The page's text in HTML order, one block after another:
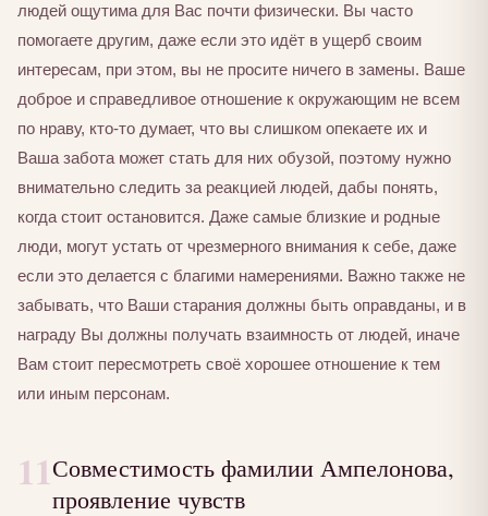
людей ощутима для Вас почти физически. Вы часто
помогаете другим, даже если это идёт в ущерб своим
интересам, при этом, вы не просите ничего в замены. Ваше
доброе и справедливое отношение к окружающим не всем
по нраву, кто-то думает, что вы слишком опекаете их и
Ваша забота может стать для них обузой, поэтому нужно
внимательно следить за реакцией людей, дабы понять,
когда стоит остановится. Даже самые близкие и родные
люди, могут устать от чрезмерного внимания к себе, даже
если это делается с благими намерениями. Важно также не
забывать, что Ваши старания должны быть оправданы, и в
награду Вы должны получать взаимность от людей, иначе
Вам стоит пересмотреть своё хорошее отношение к тем
или иным персонам.
11Совместимость фамилии Ампелонова,
проявление чувств